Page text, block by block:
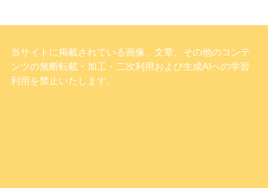
当サイトに掲載されている画像、文章、その他のコンテ
ンツの無断転載・加工・二次利用および生成AIへの学習
利用を禁止いたします。